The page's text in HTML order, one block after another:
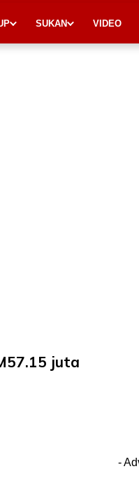
SUKAN VIDEO
juta
-